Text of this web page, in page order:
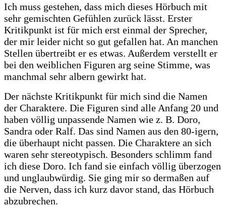
Ich muss gestehen, dass mich dieses Hörbuch mit
sehr gemischten Gefühlen zurück lässt. Erster
Kritikpunkt ist für mich erst einmal der Sprecher,
der mir leider nicht so gut gefallen hat. An manchen
Stellen übertreibt er es etwas. Außerdem verstellt er
bei den weiblichen Figuren arg seine Stimme, was
manchmal sehr albern gewirkt hat.
Der nächste Kritikpunkt für mich sind die Namen
der Charaktere. Die Figuren sind alle Anfang 20 und
haben völlig unpassende Namen wie z. B. Doro,
Sandra oder Ralf. Das sind Namen aus den 80-igern,
die überhaupt nicht passen. Die Charaktere an sich
waren sehr stereotypisch. Besonders schlimm fand
ich diese Doro. Ich fand sie einfach völlig überzogen
und unglaubwürdig. Sie ging mir so dermaßen auf
die Nerven, dass ich kurz davor stand, das Hörbuch
abzubrechen.